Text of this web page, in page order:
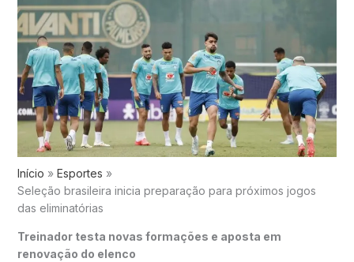
Início
Esportes
Seleção brasileira inicia preparação para próximos jogos
das eliminatórias
Treinador testa novas formações e aposta em
renovação do elenco